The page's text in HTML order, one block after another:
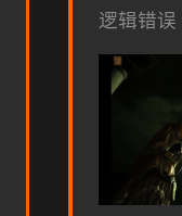
逻辑错误